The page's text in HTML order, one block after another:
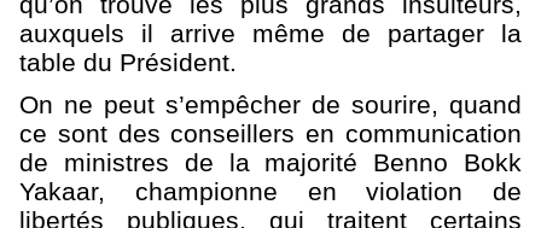
auxquels il arrive même de partager la
table du Président.
On ne peut s’empêcher de sourire, quand
ce sont des conseillers en communication
de ministres de la majorité Benno Bokk
Yakaar, championne en violation de
libertés publiques, qui traitent certains